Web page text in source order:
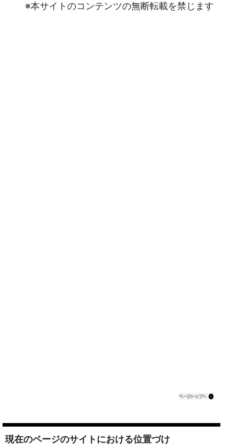
※本サイトのコンテンツの無断転載を禁じます
現在のページのサイトにおける位置づけ